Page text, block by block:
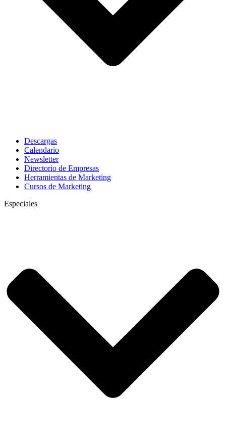
Descargas
Calendario
Newsletter
Directorio de Empresas
Herramientas de Marketing
Cursos de Marketing
Especiales